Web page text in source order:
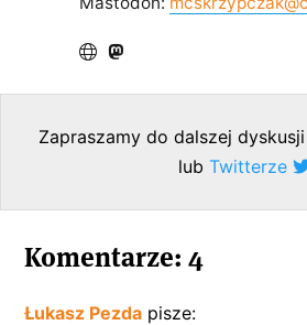
Zapraszamy do dalszej
lub Twitterze
Komentarze: 4
Łukasz Pezda pisze: